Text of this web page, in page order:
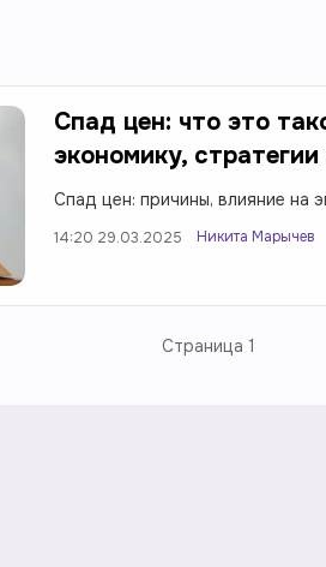
Спад цен: что это
экономику,
Спад цен: причины, влияние на
14:20 29.03.2025 Никита Марычев
Страница 1